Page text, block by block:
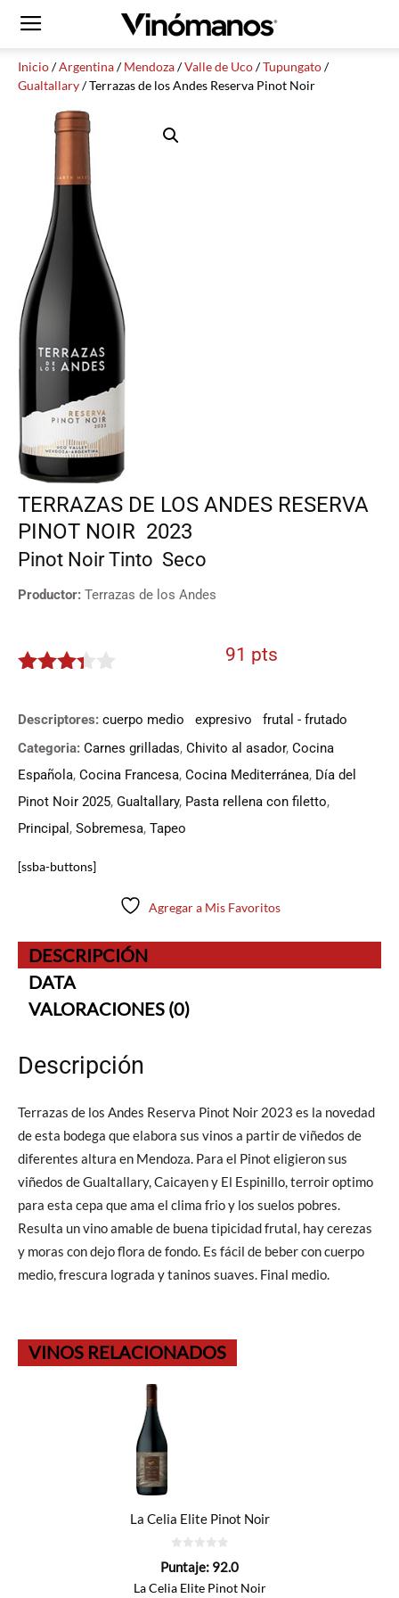
Inicio/Argentina/Mendoza/Valle de Uco/Tupungato/
Gualtallary/ Terrazas de los Andes Reserva Pinot Noir
TERRAZAS DE LOS ANDES RESERVA
PINOT NOIR 2023
Pinot Noir Tinto Seco
Productor: Terrazas de los Andes
91 pts
Descriptores: cuerpo medio expresivo
frutal - frutado
Categoria: Carnes grilladas, Chivito al asador, Cocina
Española, Cocina Francesa, Cocina Mediterránea, Día del
Pinot Noir 2025, Gualtallary, Pasta rellena con filetto,
Principal , Sobremesa, Tapeo
[ssba-buttons]
Agregar a Mis Favoritos
DESCRIPCIÓN
DATA
VALORACIONES (0)
Descripción
Terrazas de los Andes Reserva Pinot Noir 2023 es la novedad
de esta bodega que elabora sus vinos a partir de viñedos de
diferentes altura en Mendoza. Para el Pinot eligieron sus
viñedos de Gualtallary, Caicayen y El Espinillo, terroir optimo
para esta cepa que ama el clima frio y los suelos pobres.
Resulta un vino amable de buena tipicidad frutal, hay cerezas
y moras con dejo flora de fondo. Es fácil de beber con cuerpo
medio, frescura lograda y taninos suaves. Final medio.
VINOS RELACIONADOS
La Celia Elite Pinot Noir
de
Puntaje: 92.0
La Celia Elite Pinot Noir